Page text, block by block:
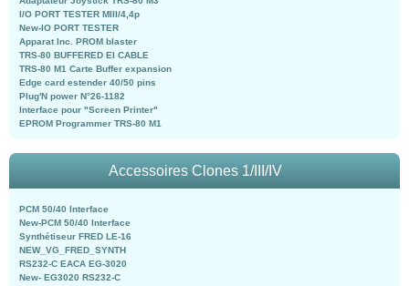
I/O PORT TESTER MIII/4,4p
New-IO PORT TESTER
Apparat Inc. PROM blaster
TRS-80 BUFFERED EI CABLE
TRS-80 M1 Carte Buffer expansion
Edge card estender 40/50 pins
Plug'N power N°26-1182
Interface pour "Screen Printer"
EPROM Programmer TRS-80 M1
Accessoires Clones 1/III/IV
PCM 50/40 Interface
New-PCM 50/40 Interface
Synthétiseur FRED LE-16
NEW_VG_FRED_SYNTH
RS232-C EACA EG-3020
New- EG3020 RS232-C